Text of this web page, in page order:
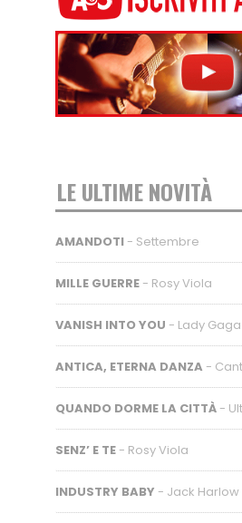
LE ULTIME NOVITÀ
AMANDOTI - Settembre
MILLE GUERRE - Rosy Viola
VANISH INTO YOU - Lady Gaga
ANTICA, ETERNA DANZA -
QUANDO DORME LA CITTÀ -
SENZ’ E TE - Rosy Viola
INDUSTRY BABY - Jack Harlow